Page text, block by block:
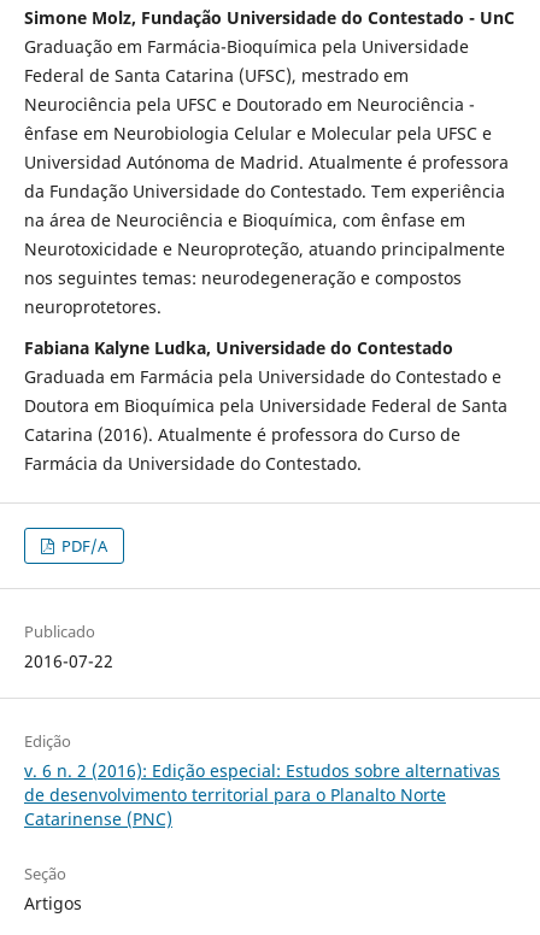
Simone Molz, Fundação Universidade do Contestado - UnC
Graduação em Farmácia-Bioquímica pela Universidade
Federal de Santa Catarina (UFSC), mestrado em
Neurociência pela UFSC e Doutorado em Neurociência -
ênfase em Neurobiologia Celular e Molecular pela UFSC e
Universidad Autónoma de Madrid. Atualmente é professora
da Fundação Universidade do Contestado. Tem experiência
na área de Neurociência e Bioquímica, com ênfase em
Neurotoxicidade e Neuroproteção, atuando principalmente
nos seguintes temas: neurodegeneração e compostos
neuroprotetores.
Fabiana Kalyne Ludka, Universidade do Contestado
Graduada em Farmácia pela Universidade do Contestado e
Doutora em Bioquímica pela Universidade Federal de Santa
Catarina (2016). Atualmente é professora do Curso de
Farmácia da Universidade do Contestado.
PDF/A
Publicado
2016-07-22
Edição
v. 6 n. 2 (2016): Edição especial: Estudos sobre alternativas
de desenvolvimento territorial para o Planalto Norte
Catarinense (PNC)
Seção
Artigos